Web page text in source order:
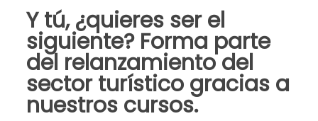
Y tú, ¿quieres ser el
siguiente? Forma parte
del relanzamiento del
sector turístico gracias a
nuestros cursos.